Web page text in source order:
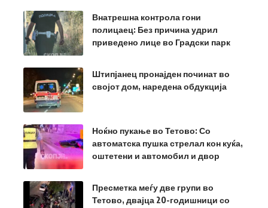
Внатрешна контрола гони
полицаец: Без причина удрил
приведено лице во Градски парк
Штипјанец пронајден починат во
својот дом, наредена обдукција
Ноќно пукање во Тетово: Со
автоматска пушка стрелал кон куќа,
оштетени и автомобил и двор
Пресметка меѓу две групи во
Тетово, двајца 20-годишници со